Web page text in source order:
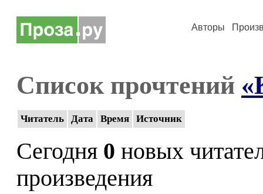
Авторы
Список прочтений
Читатель Дата Время Источник
Сегодня 0 новых
произведения